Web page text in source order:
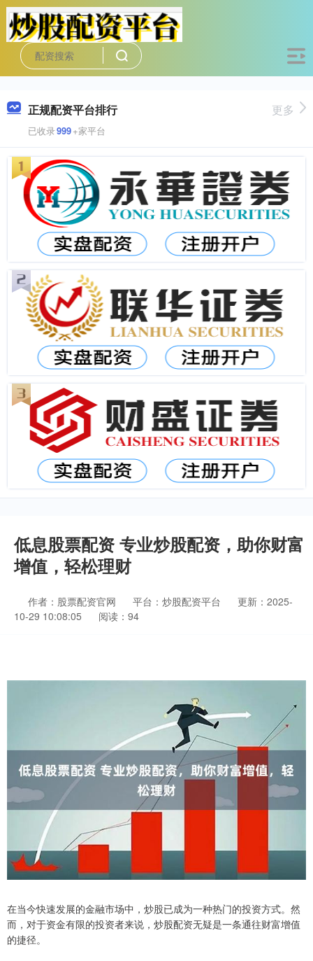
正规配资平台排行
已收录999+家平台
更多
低息股票配资 专业炒股配资，助你财富
增值，轻松理财
作者：股票配资官网 平台：炒股配资平台
更新：2025-
10-29 10:08:05
阅读：94
在当今快速发展的金融市场中，炒股已成为一种热门的投资方式。然
而，对于资金有限的投资者来说，炒股配资无疑是一条通往财富增值
的捷径。